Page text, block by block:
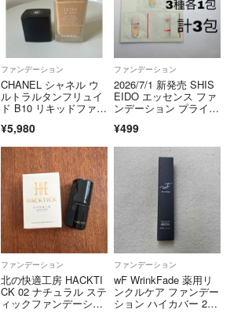
ファンデーション
CHANEL シャネル ウ
ルトラルタンフリュイ
ド B10 リキッドファン
¥5,980
ファンデーション
2026/7/1 新発売 SHIS
EIDO エッセンス ファ
ンデーション プライマ
包
¥499
ファンデーション
北の快適工房 HACKTI
CK 02 ナチュラル ステ
ィックファンデーショ
ファンデーション
wF WrinkFade 薬用リ
ンクルケア ファンデー
ション ハイカバー 20